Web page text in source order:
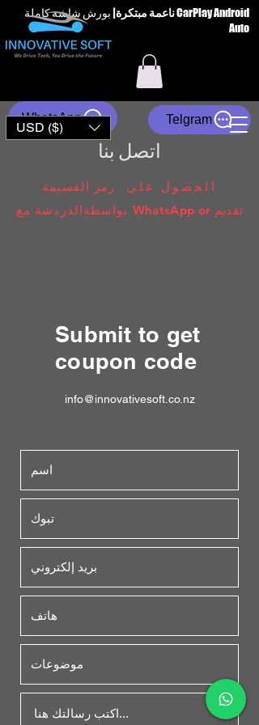
ناعمة مبتكرة| بورش شاشة كاملة CarPlay Android
Auto
USD ($)
WhatsApp Telgram
اتصل بنا
الحصول على رمز القسيمة
بواسطة WhatsApp or تقديم
Submit to get
coupon code
info@innovativesoft.co.nz